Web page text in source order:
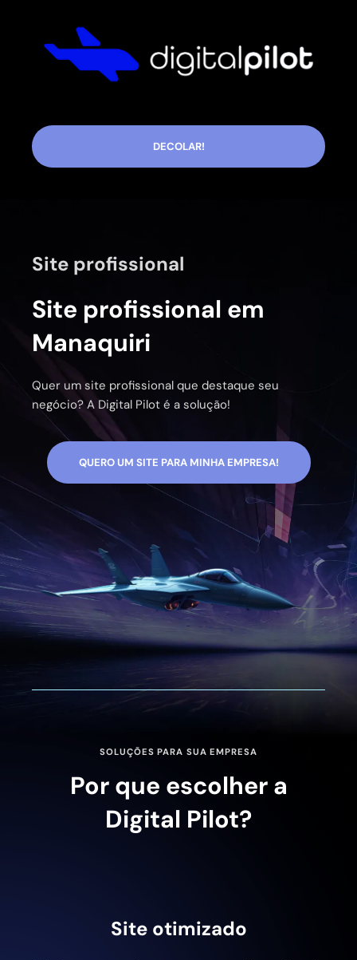
DECOLAR!
Site profissional
Site profissional em
Manaquiri
Quer um site profissional que destaque seu
negócio? A Digital Pilot é a solução!
QUERO UM SITE PARA MINHA EMPRESA!
SOLUÇÕES PARA SUA EMPRESA
Por que escolher a
Digital Pilot?
Site otimizado